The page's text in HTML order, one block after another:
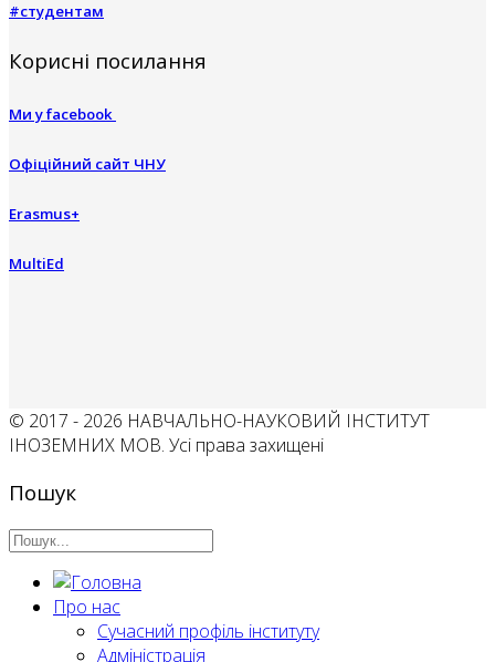
#студентам
Корисні посилання
Ми у facebook
Офіційний сайт ЧНУ
Erasmus+
MultiEd
© 2017 - 2026 НАВЧАЛЬНО-НАУКОВИЙ ІНСТИТУТ
ІНОЗЕМНИХ МОВ. Усі права захищені
Пошук
Про нас
Сучасний профіль інституту
Адміністрація